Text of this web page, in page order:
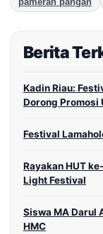
Berita
Kadin Riau:
Dorong Promosi
Festival
Rayakan HUT
Light Festival
Siswa MA Darul
HMC